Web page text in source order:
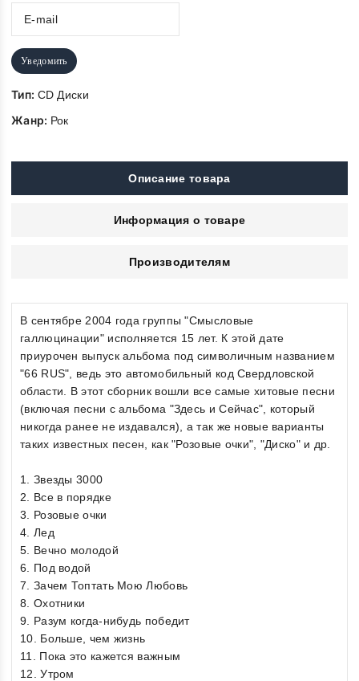
Уведомить
Тип: CD Диски
Жанр: Рок
Описание товара
Информация о товаре
Производителям
В сентябре 2004 года группы "Смысловые
галлюцинации" исполняется 15 лет. К этой дате
приурочен выпуск альбома под символичным названием
"66 RUS", ведь это автомобильный код Свердловской
области. В этот сборник вошли все самые хитовые песни
(включая песни с альбома "Здесь и Сейчас", который
никогда ранее не издавался), а так же новые варианты
таких известных песен, как "Розовые очки", "Диско" и др.
1. Звезды 3000
2. Все в порядке
3. Розовые очки
4. Лед
5. Вечно молодой
6. Под водой
7. Зачем Топтать Мою Любовь
8. Охотники
9. Разум когда-нибудь победит
10. Больше, чем жизнь
11. Пока это кажется важным
12. Утром